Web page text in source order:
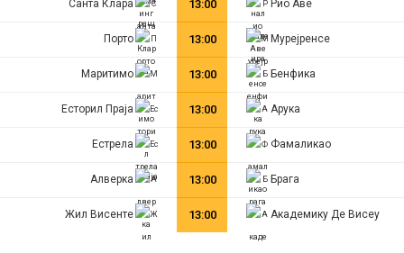
Санта Клара 13:00 Рио Аве
Порто 13:00 Мурејренсе
Маритимo 13:00 Бенфика
Есторил Праја 13:00 Арука
Естрела 13:00 Фамаликао
Алверка 13:00 Брага
Жил Висенте 13:00 Академику Де Висеу